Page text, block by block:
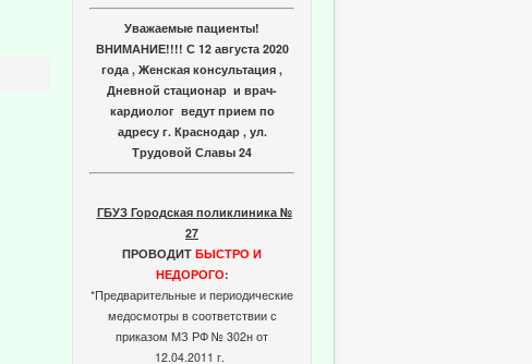
Уважаемые пациенты!
ВНИМАНИЕ!!!! С 12 августа 2020
года , Женская консультация ,
Дневной стационар и врач-
кардиолог ведут прием по
адресу г. Краснодар , ул.
Трудовой Славы 24
ГБУЗ Городская поликлиника №
27
ПРОВОДИТ БЫСТРО И
НЕДОРОГО:
*Предварительные и периодические
медосмотры в соответствии с
приказом МЗ РФ № 302н от
12.04.2011 г.